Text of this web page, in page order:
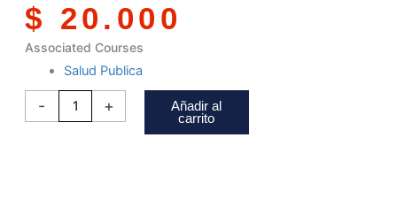
$ 20.000
Associated Courses
Salud Publica
- +
Añadir al
carrito